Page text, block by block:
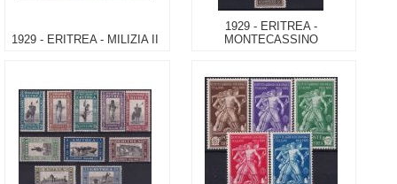
1929 - ERITREA - MILIZIA II
1929 - ERITREA -
MONTECASSINO